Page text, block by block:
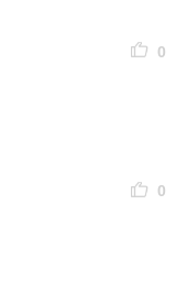
0
0